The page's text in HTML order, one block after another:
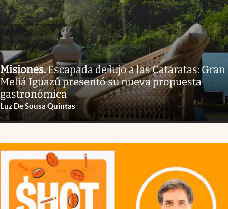
Misiones.Escapada de lujo a las Cataratas: Gran
Meliá Iguazú presentó su nueva propuesta
gastronómica
Luz De Sousa Quintas